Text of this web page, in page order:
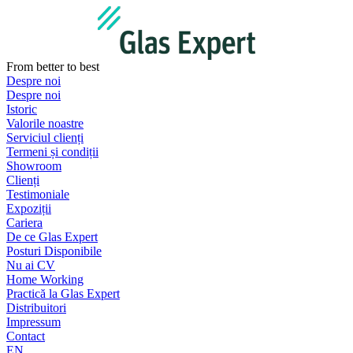
From better to best
Despre noi
Despre noi
Istoric
Valorile noastre
Serviciul clienți
Termeni și condiții
Showroom
Clienți
Testimoniale
Expoziții
Cariera
De ce Glas Expert
Posturi Disponibile
Nu ai CV
Home Working
Practică la Glas Expert
Distribuitori
Impressum
Contact
EN